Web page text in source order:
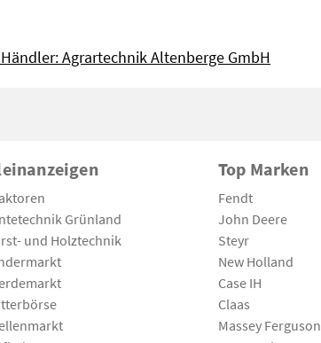
Händler: Agrartechnik Altenberge GmbH
Grünland
und Holztechnik
Top Marken
Fendt
John Deere
Steyr
New Holland
Case IH
Claas
Massey Ferguson